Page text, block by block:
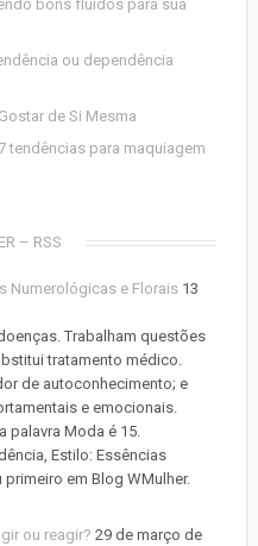
bons fluídos para sua
ou dependência
de Si Mesma
tendências para maquiagem
– RSS
Numerológicas e Florais 13
Trabalham questões
tratamento médico.
de autoconhecimento; e
e emocionais.
palavra Moda é 15.
Estilo: Essências
em Blog WMulher.
ou reagir? 29 de março de